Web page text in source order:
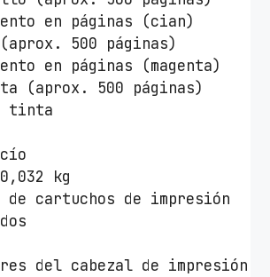
en páginas (cian)
500 páginas)
en páginas (magenta)
(aprox. 500 páginas)
tinta
kg
de cartuchos de impresión
del cabezal de impresión